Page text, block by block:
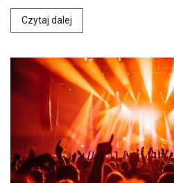
Czytaj dalej